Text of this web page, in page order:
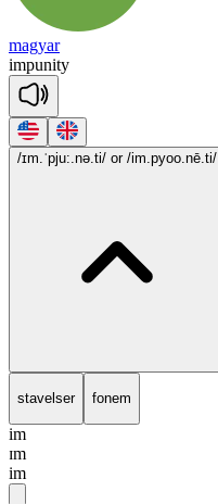
magyar
impunity
/ɪm.ˈpju:.nə.ti/ or /im.pyoo.nē.ti/
stavelser fonem
im
ɪm
im